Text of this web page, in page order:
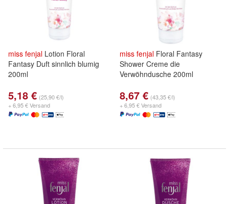
miss fenjal Lotion Floral
Fantasy Duft sinnlich blumig
200ml
5,18 € (25,90 €/l)
+ 6,95 € Versand
miss fenjal Floral Fantasy
Shower Creme die
Verwöhndusche 200ml
8,67 € (43,35 €/l)
+ 6,95 € Versand